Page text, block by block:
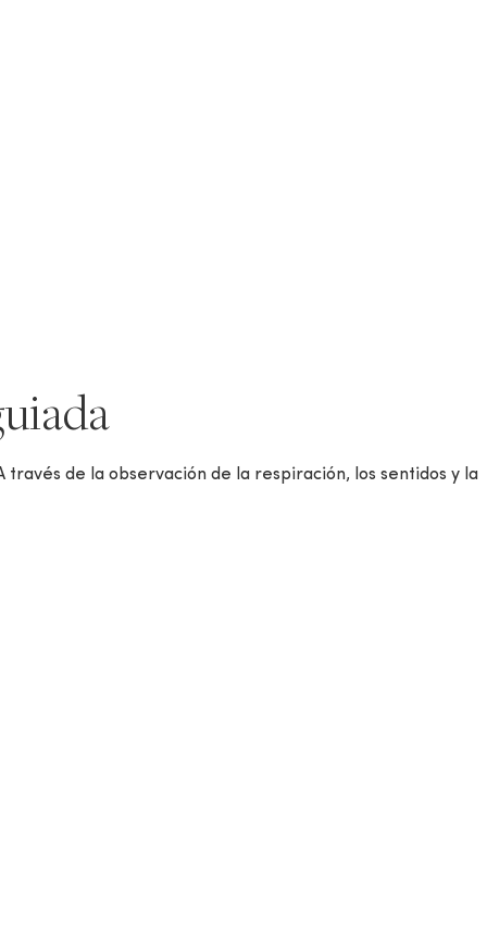
de la observación de la respiración, los sentidos y la